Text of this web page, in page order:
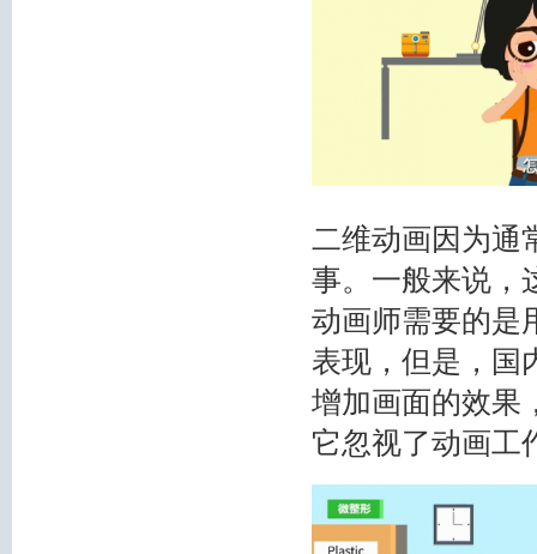
二维动画因为通
事。一般来说，
动画师需要的是
表现，但是，国
增加画面的效果
它忽视了动画工